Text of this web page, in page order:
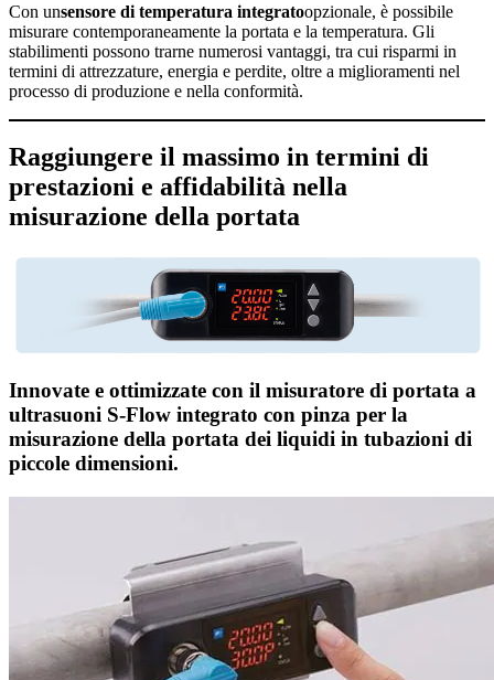
Con unsensore di temperatura integratoopzionale, è possibile
misurare contemporaneamente la portata e la temperatura. Gli
stabilimenti possono trarne numerosi vantaggi, tra cui risparmi in
termini di attrezzature, energia e perdite, oltre a miglioramenti nel
processo di produzione e nella conformità.
Raggiungere il massimo in termini di
prestazioni e affidabilità nella
misurazione della portata
Innovate e ottimizzate con il misuratore di portata a
ultrasuoni S-Flow integrato con pinza per la
misurazione della portata dei liquidi in tubazioni di
piccole dimensioni.